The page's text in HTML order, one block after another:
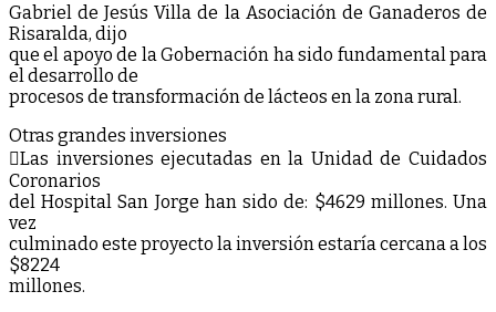
Gabriel de Jesús Villa de la Asociación de Ganaderos de
Risaralda, dijo
que el apoyo de la Gobernación ha sido fundamental para
el desarrollo de
procesos de transformación de lácteos en la zona rural.
Otras grandes inversiones
Las inversiones ejecutadas en la Unidad de Cuidados
Coronarios
del Hospital San Jorge han sido de: $4629 millones. Una
vez
culminado este proyecto la inversión estaría cercana a los
$8224
millones.